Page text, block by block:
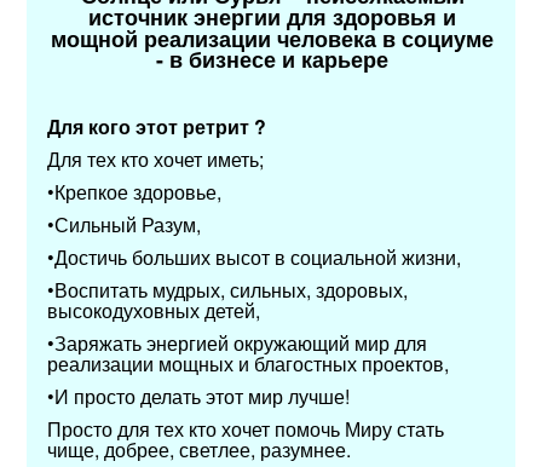
источник энергии для здоровья и
мощной реализации человека в социуме
- в бизнесе и карьере
Для кого этот ретрит ?
Для тех кто хочет иметь;
•Крепкое здоровье,
•Сильный Разум,
•Достичь больших высот в социальной жизни,
•Воспитать мудрых, сильных, здоровых,
высокодуховных детей,
•Заряжать энергией окружающий мир для
реализации мощных и благостных проектов,
•И просто делать этот мир лучше!
Просто для тех кто хочет помочь Миру стать
чище, добрее, светлее, разумнее.